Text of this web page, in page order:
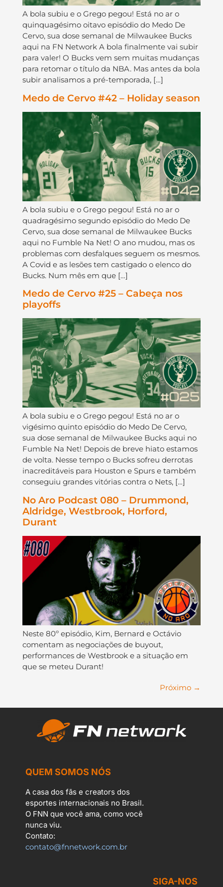
A bola subiu e o Grego pegou! Está no ar o
quinquagésimo oitavo episódio do Medo De
Cervo, sua dose semanal de Milwaukee Bucks
aqui na FN Network A bola finalmente vai subir
para valer! O Bucks vem sem muitas mudanças
para retomar o título da NBA. Mas antes da bola
subir analisamos a pré-temporada, […]
Medo de Cervo #42 – Holiday season
A bola subiu e o Grego pegou! Está no ar o
quadragésimo segundo episódio do Medo De
Cervo, sua dose semanal de Milwaukee Bucks
aqui no Fumble Na Net! O ano mudou, mas os
problemas com desfalques seguem os mesmos.
A Covid e as lesões tem castigado o elenco do
Bucks. Num mês em que […]
Medo de Cervo #25 – Cabeça nos
playoffs
A bola subiu e o Grego pegou! Está no ar o
vigésimo quinto episódio do Medo De Cervo,
sua dose semanal de Milwaukee Bucks aqui no
Fumble Na Net! Depois de breve hiato estamos
de volta. Nesse tempo o Bucks sofreu derrotas
inacreditáveis para Houston e Spurs e também
conseguiu grandes vitórias contra o Nets, […]
No Aro Podcast 080 – Drummond,
Aldridge, Westbrook, Horford,
Durant
Neste 80º episódio, Kim, Bernard e Octávio
comentam as negociações de buyout,
performances de Westbrook e a situação em
que se meteu Durant!
Próximo →
QUEM SOMOS NÓS
A casa dos fãs e creators dos
esportes internacionais no Brasil.
O FNN que você ama, como você
nunca viu.
Contato:
contato@fnnetwork.com.br
SIGA-NOS